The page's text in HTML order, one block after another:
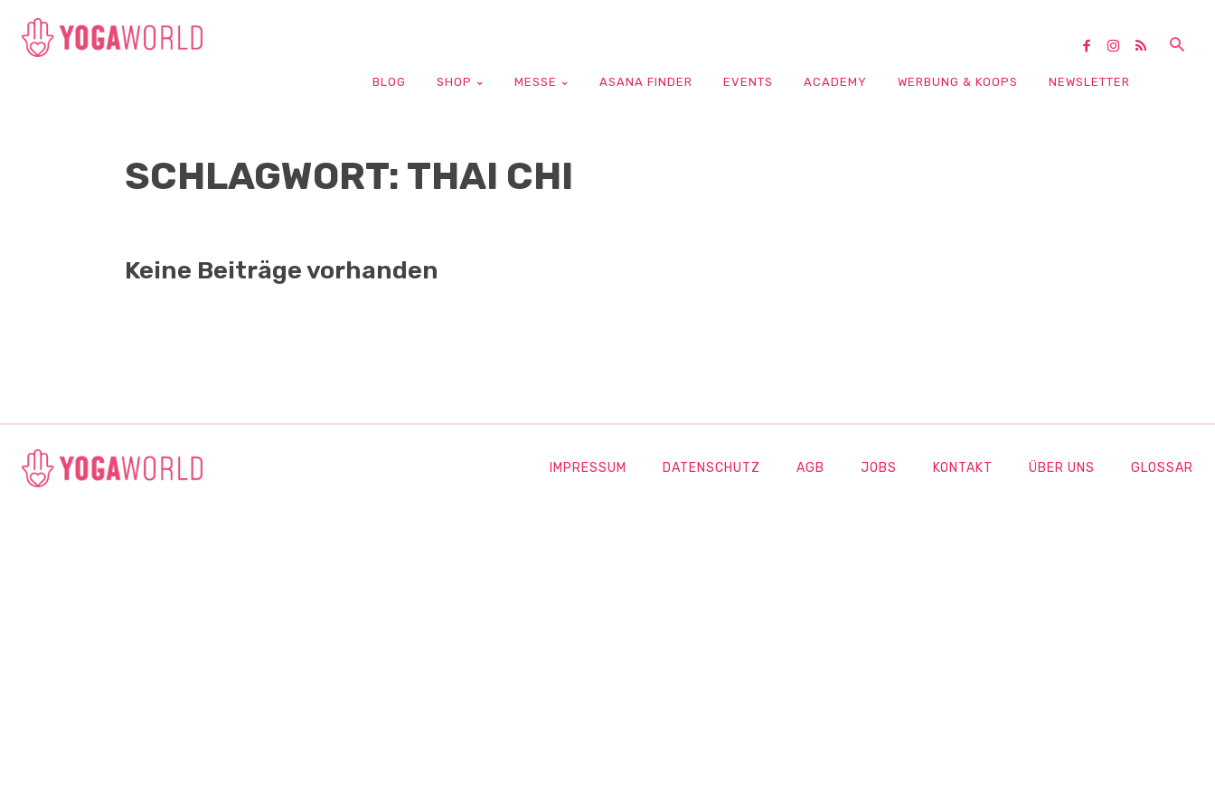
BLOG SHOP MESSE ASANA FINDER EVENTS ACADEMY WERBUNG & KOOPS NEWSLETTER
SCHLAGWORT: THAI CHI
Keine Beiträge vorhanden
IMPRESSUM DATENSCHUTZ AGB JOBS KONTAKT ÜBER UNS GLOSSAR